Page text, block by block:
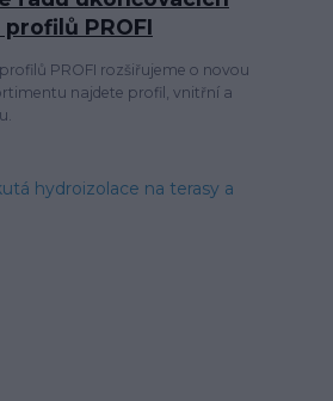
PROFI
PROFI rozšiřujeme o novou
najdete profil, vnitřní a